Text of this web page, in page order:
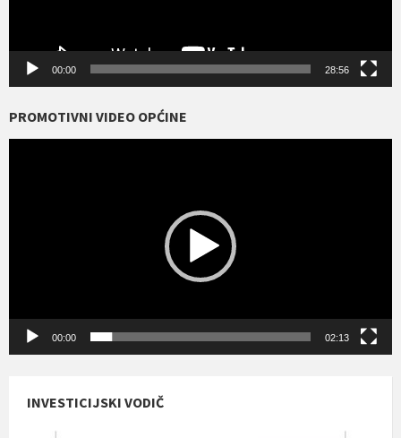
00:00 28:56
PROMOTIVNI VIDEO OPĆINE
00:00 02:13
INVESTICIJSKI VODIČ